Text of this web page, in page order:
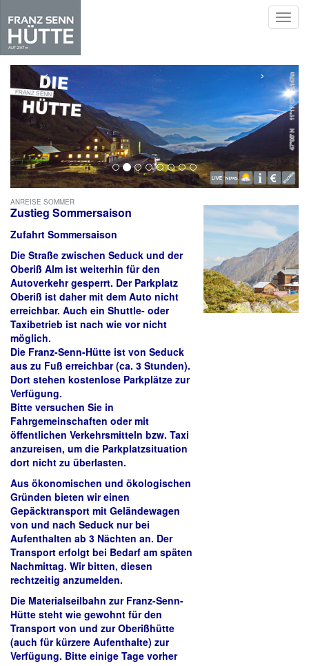
Skip
content
‹ ›
ANREISE SOMMER
Zustieg Sommersaison
Zufahrt Sommersaison
Die Straße zwischen Seduck und der
Oberiß Alm ist weiterhin für den
Autoverkehr gesperrt. Der Parkplatz
Oberiß ist daher mit dem Auto nicht
erreichbar. Auch ein Shuttle- oder
Taxibetrieb ist nach wie vor nicht
möglich.
Die Franz-Senn-Hütte ist von Seduck
aus zu Fuß erreichbar (ca. 3 Stunden).
Dort stehen kostenlose Parkplätze zur
Verfügung.
Bitte versuchen Sie in
Fahrgemeinschaften oder mit
öffentlichen Verkehrsmitteln bzw. Taxi
anzureisen, um die Parkplatzsituation
dort nicht zu überlasten.
Aus ökonomischen und ökologischen
Gründen bieten wir einen
Gepäcktransport mit Geländewagen
von und nach Seduck nur bei
Aufenthalten ab 3 Nächten an. Der
Transport erfolgt bei Bedarf am späten
Nachmittag. Wir bitten, diesen
rechtzeitig anzumelden.
Die Materialseilbahn zur Franz-Senn-
Hütte steht wie gewohnt für den
Transport von und zur Oberißhütte
(auch für kürzere Aufenthalte) zur
Verfügung. Bitte einige Tage vorher